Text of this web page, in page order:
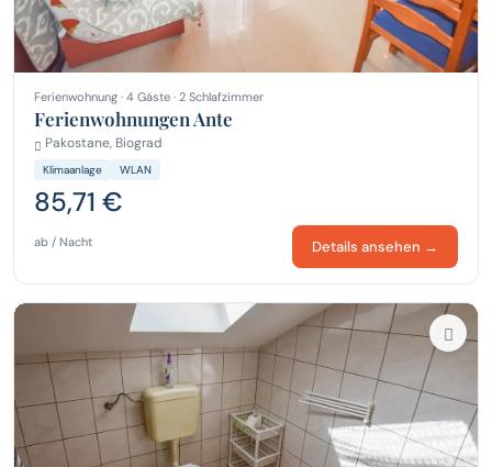
Ferienwohnung · 4 Gäste · 2 Schlafzimmer
Ferienwohnungen Ante
Pakostane, Biograd
Klimaanlage WLAN
85,71 €
ab / Nacht Details ansehen →